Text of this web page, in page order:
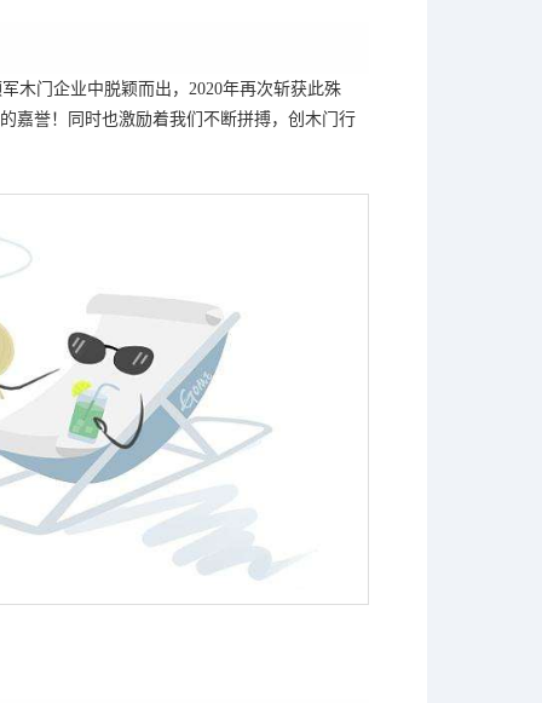
木门企业中脱颖而出，2020年再次斩获此殊
嘉誉！同时也激励着我们不断拼搏，创木门行